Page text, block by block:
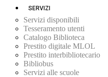
SERVIZI
Servizi disponibili
Tesseramento utenti
Catalogo Biblioteca
Prestito digitale MLOL
Prestito interbibliotecario
Bibliobus
Servizi alle scuole